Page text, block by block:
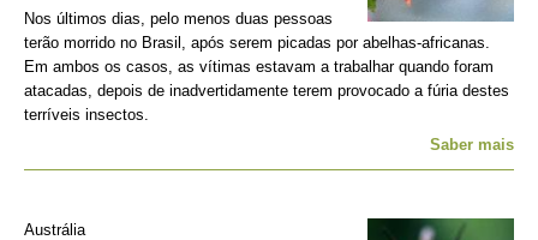
Nos últimos dias, pelo menos duas pessoas
terão morrido no Brasil, após serem picadas por abelhas-africanas.
Em ambos os casos, as vítimas estavam a trabalhar quando foram
atacadas, depois de inadvertidamente terem provocado a fúria destes
terríveis insectos.
Saber mais
Austrália